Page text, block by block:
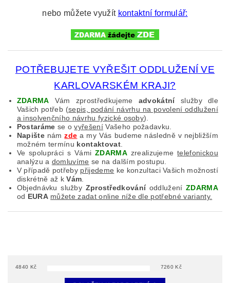
nebo můžete využít kontaktní formulář:
POTŘEBUJETE VYŘEŠIT ODDLUŽENÍ VE
KARLOVARSKÉM KRAJI?
ZDARMA Vám zprostředkujeme advokátníslužby dle
Vašich potřeb (sepis, podání návrhu na povolení oddlužení
a insolvenčního návrhu fyzické osoby).
Postaráme se ovyřešeníVašeho požadavku.
Napištenámzde a my Vás budeme následně v nejbližším
možném termínu kontaktovat.
Ve spolupráci s Vámi ZDARMAzrealizujemetelefonickou
analýzu a domluvíme se na dalším postupu.
V případě potřeby přijedeme ke konzultaci Vašich možností
diskrétně až kVám
Objednávku služby ZprostředkováníoddluženíZDARMA
od EURA můžete zadat online níže dle potřebné varianty.
4840 Kč 7260 Kč